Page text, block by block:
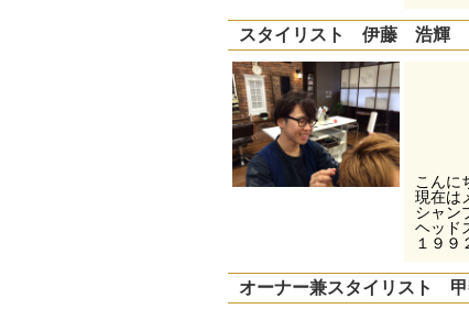
スタイリスト 伊藤 浩輝
こんに
現在は
シャン
ヘッド
１９
オーナー兼スタイリスト